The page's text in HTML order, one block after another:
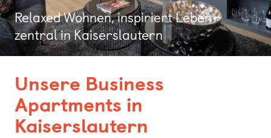
Bonn
Kaiserslautern
München
Nürnberg
Relaxed Wohnen, inspiriert Leben –
zentral in Kaiserslautern
Unsere Business
Apartments in
Kaiserslautern